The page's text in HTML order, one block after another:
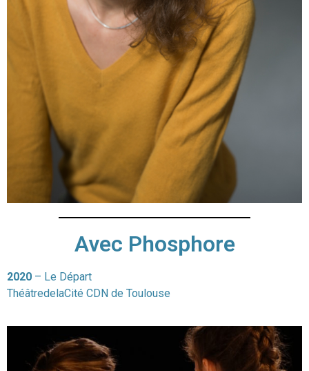
Avec Phosphore
2020 – Le Départ
ThéâtredelaCité CDN de Toulouse